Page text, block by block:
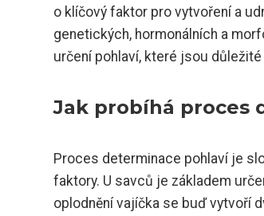
o klíčový faktor pro vytvoření a
genetických, hormonálních a
určení pohlaví, které jsou
Jak probíhá proces
Proces determinace pohlaví je
faktory. U savců je základem
oplodnění vajíčka se buď vytvoří